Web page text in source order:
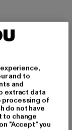
et receve
tendances
réduction d
and to
and
extract data
processing of
do not have
to change
"Accept" you